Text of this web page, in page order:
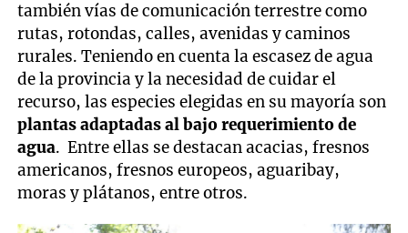
también vías de comunicación terrestre como
rutas, rotondas, calles, avenidas y caminos
rurales. Teniendo en cuenta la escasez de agua
de la provincia y la necesidad de cuidar el
recurso, las especies elegidas en su mayoría son
plantas adaptadas al bajo requerimiento de
agua. Entre ellas se destacan acacias, fresnos
americanos, fresnos europeos, aguaribay,
moras y plátanos, entre otros.